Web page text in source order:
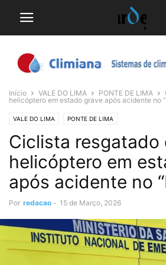
Início VALE DO LIMA PONTE DE LIMA
helicóptero em estado grave após acidente no
VALE DO LIMA PONTE DE LIMA
Ciclista resgatado
helicóptero em
após acidente no
Por redacao - 15 de Março, 2026